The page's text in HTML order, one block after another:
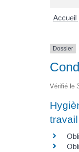
Accueil
Dossier
Vérifié le
travail